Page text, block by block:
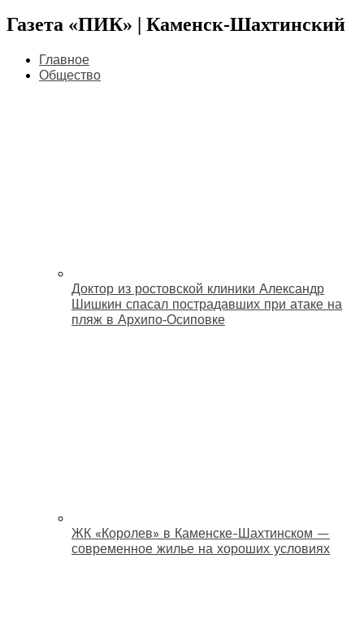
Газета «ПИК» | Каменск-Шахтинский
Главное
Общество
Доктор из ростовской клиники Александр
Шишкин спасал пострадавших при атаке на
пляж в Архипо‑Осиповке
ЖК «Королев» в Каменске-Шахтинском —
современное жилье на хороших условиях